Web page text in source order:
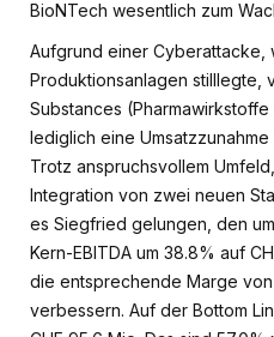
BioNTech wesentlich zum
Aufgrund einer Cyberattacke,
Produktionsanlagen stilllegte,
Substances
lediglich eine
Trotz anspruchsvollem
Integration von zwei neuen
es Siegfried gelungen, den
Kern-EBITDA um 38.8% auf
die entsprechende Marge von
verbessern. Auf der Bottom